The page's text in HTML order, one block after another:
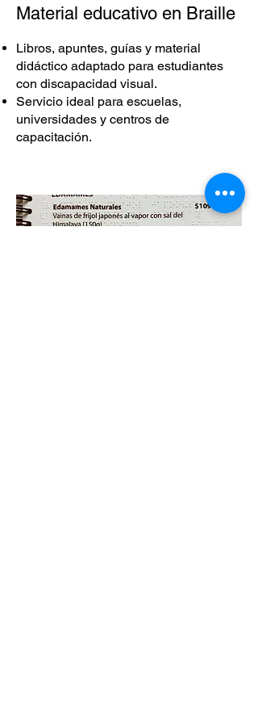
Material educativo en Braille
Libros, apuntes, guías y material
didáctico adaptado para estudiantes
con discapacidad visual.
Servicio ideal para escuelas,
universidades y centros de
capacitación.